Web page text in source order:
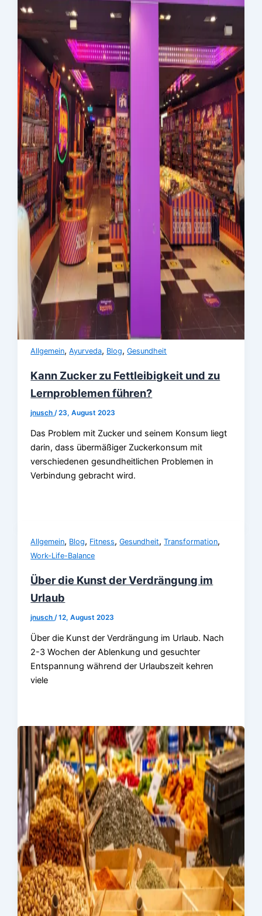
Allgemein,Ayurveda, Blog,Gesundheit
Kann Zucker zu Fettleibigkeit und zu
Lernproblemen führen?
jnusch /23, August 2023
Das Problem mit Zucker und seinem Konsum liegt
darin, dass übermäßiger Zuckerkonsum mit
verschiedenen gesundheitlichen Problemen in
Verbindung gebracht wird.
Allgemein, Blog, Fitness,Gesundheit,Transformation,
Work-Life-Balance
Über die Kunst der Verdrängung im
Urlaub
jnusch /12, August 2023
Über die Kunst der Verdrängung im Urlaub. Nach
2-3 Wochen der Ablenkung und gesuchter
Entspannung während der Urlaubszeit kehren
viele